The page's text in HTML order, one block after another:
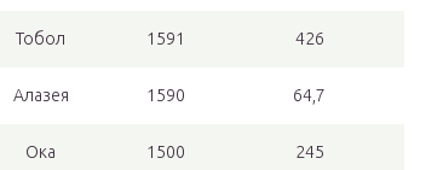
Тобол 1591 426
Алазея 1590 64,7
Ока 1500 245